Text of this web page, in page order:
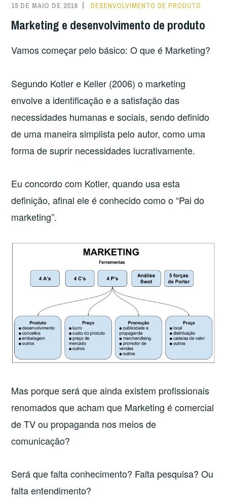
4º
EPEP
ENCONTRO
ENGENHARIA
DE
PRODUÇÃO”
15 DE MAIO DE 2018 DESENVOLVIMENTO DE PRODUTO
Marketing e desenvolvimento de produto
Vamos começar pelo básico: O que é Marketing?
Segundo Kotler e Keller (2006) o marketing
envolve a identificação e a satisfação das
necessidades humanas e sociais, sendo definido
de uma maneira simplista pelo autor, como uma
forma de suprir necessidades lucrativamente.
Eu concordo com Kotler, quando usa esta
definição, afinal ele é conhecido como o “Pai do
marketing”.
Mas porque será que ainda existem profissionais
renomados que acham que Marketing é comercial
de TV ou propaganda nos meios de
comunicação?
Será que falta conhecimento? Falta pesquisa? Ou
falta entendimento?